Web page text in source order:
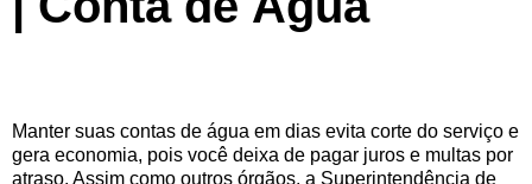
Manter suas contas de água em dias evita corte do serviço e
gera economia, pois você deixa de pagar juros e multas por
atraso. Assim como outros órgãos, a Superintendência de